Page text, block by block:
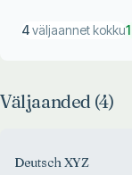
4väljaannet kokku1
Väljaanded (4)
Deutsch XYZ